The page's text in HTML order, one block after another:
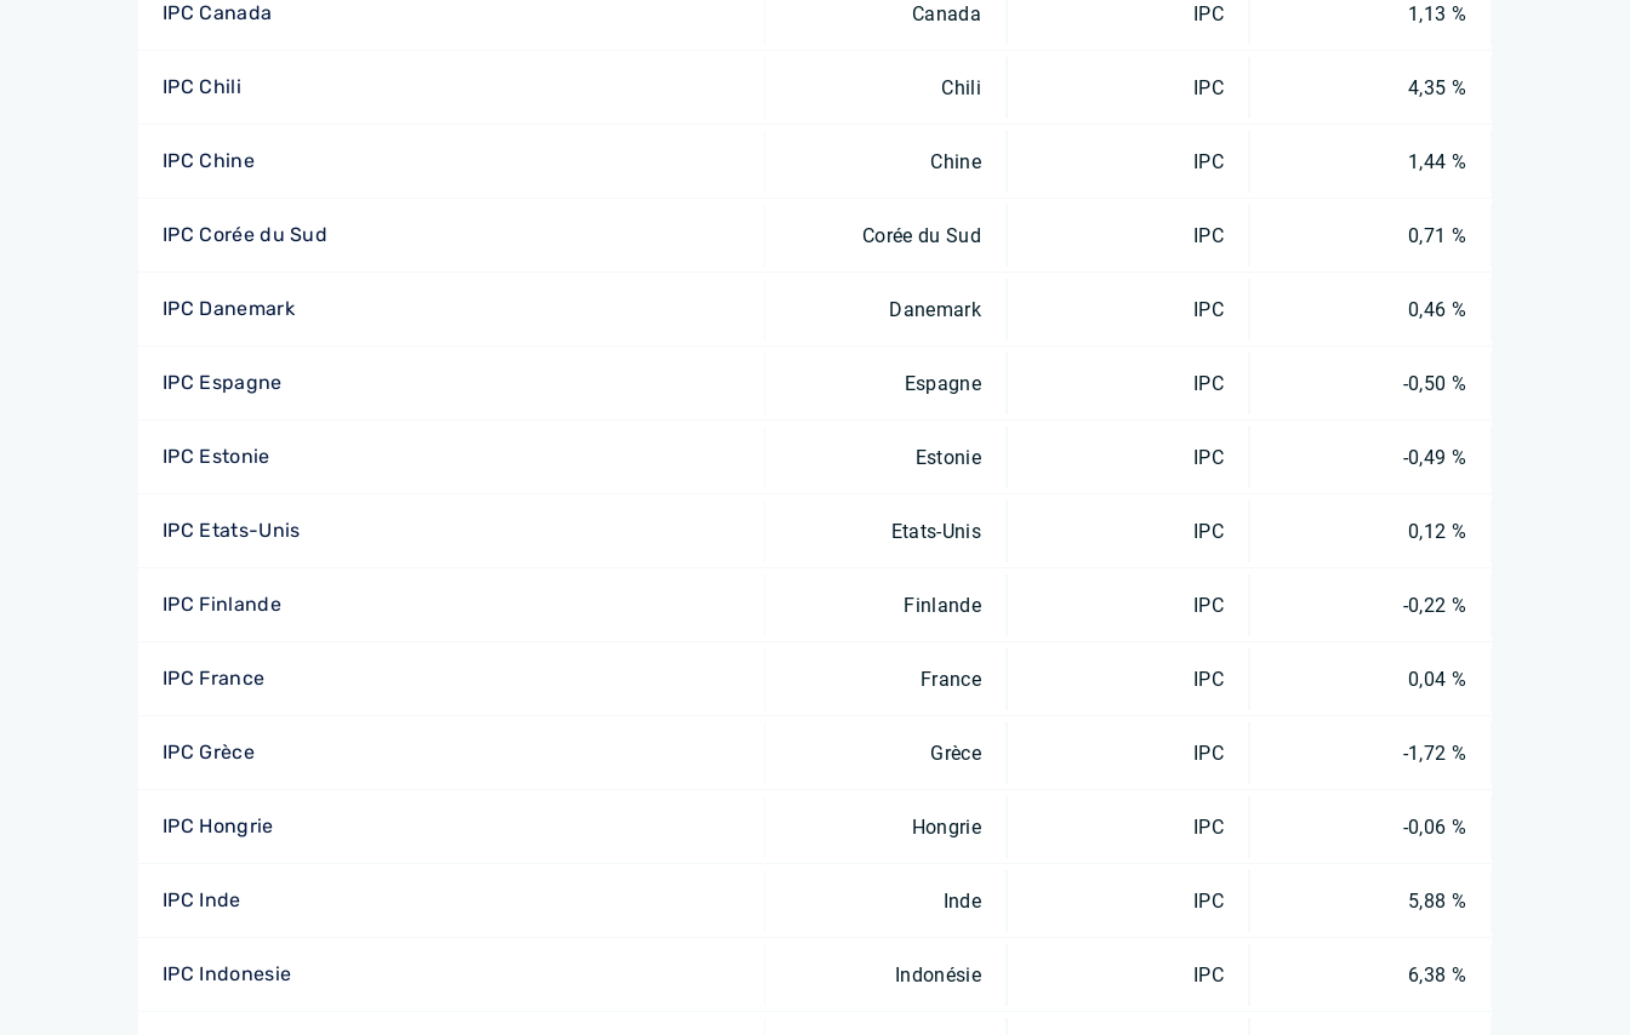
IPC Canada Canada IPC 1,13 %
IPC Chili Chili IPC 4,35 %
IPC Chine Chine IPC 1,44 %
IPC Corée du Sud Corée du Sud IPC 0,71 %
IPC Danemark Danemark IPC 0,46 %
IPC Espagne Espagne IPC -0,50 %
IPC Estonie Estonie IPC -0,49 %
IPC Etats-Unis Etats-Unis IPC 0,12 %
IPC Finlande Finlande IPC -0,22 %
IPC France France IPC 0,04 %
IPC Grèce Grèce IPC -1,72 %
IPC Hongrie Hongrie IPC -0,06 %
IPC Inde Inde IPC 5,88 %
IPC Indonesie Indonésie IPC 6,38 %